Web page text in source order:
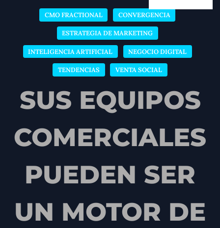
CMO FRACTIONAL CONVERGENCIA
ESTRATEGIA DE MARKETING
INTELIGENCIA ARTIFICIAL NEGOCIO DIGITAL
TENDENCIAS VENTA SOCIAL
SUS EQUIPOS
COMERCIALES
PUEDEN SER
UN MOTOR DE